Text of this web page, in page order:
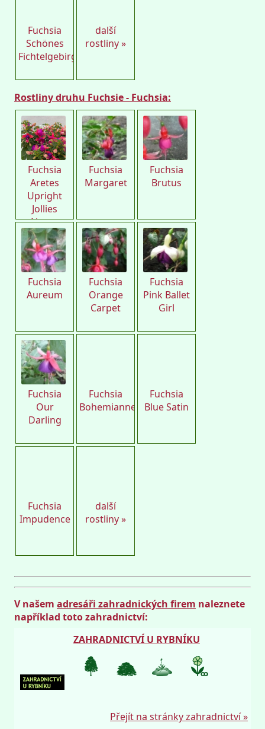
Fuchsia
Schönes
Fichtelgebirge
další
rostliny »
Rostliny druhu Fuchsie - Fuchsia:
Flos
Fuchsia
Aretes
Upright
Jollies
Nancy
Fuchsia
Margaret
Fuchsia
Brutus
Fuchsia
Aureum
Fuchsia
Orange
Carpet
Fuchsia
Pink Ballet
Girl
Fuchsia
Our
Darling
Fuchsia
Bohemianne
Fuchsia
Blue Satin
Fuchsia
Impudence
další
rostliny »
V našem adresáři zahradnických firem naleznete
například toto zahradnictví:
ZAHRADNICTVÍ U RYBNÍKU
Přejít na stránky zahradnictví »